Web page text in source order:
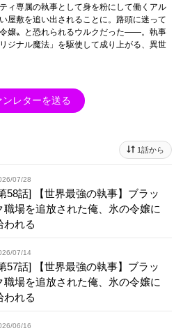
ィ専属の執事として身を粉にして働くアル
屋敷を追い出されることに。路頭に迷って
嬢〟と恐れられるウルクだった――。執事
ジナル魔法」を駆使して成り上がる、異世
ンレターを送る
1話から
07/28
58話] 【世界最強の執事】ブラッ
職場を追放された俺、氷の令嬢に
われる
07/14
57話] 【世界最強の執事】ブラッ
職場を追放された俺、氷の令嬢に
われる
06/16